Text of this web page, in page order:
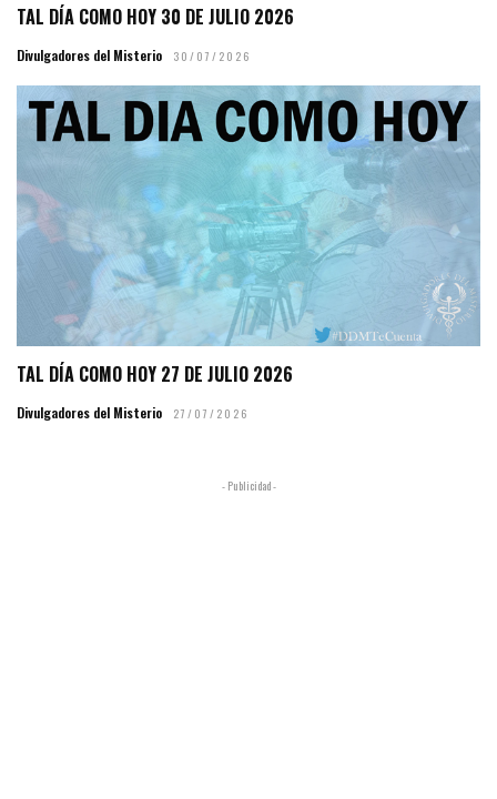
TAL DÍA COMO HOY 30 DE JULIO 2026
Divulgadores del Misterio 30/07/2026
TAL DÍA COMO HOY 27 DE JULIO 2026
Divulgadores del Misterio 27/07/2026
- Publicidad -